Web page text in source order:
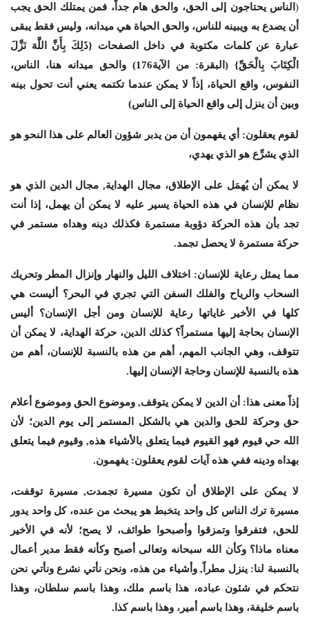
( الناس يحتاجون إلى الحق، والحق هام جداً، فمن يمتلك الحق يجب
أن يصدع به ويبينه للناس، والحق الحياة هي ميدانه، وليس فقط يبقى
عبارة عن كلمات مكتوبة في داخل الصفحات {ذَلِكَ بِأَنَّ اللَّهَ نَزَّلَ
الْكِتَابَ بِالْحَقِّ} (البقرة: من الآية176) والحق ميدانه هنا، الناس،
النفوس، واقع الحياة، إذاً لا يمكن عندما تكتمه يعني أنت تحول بينه
وبين أن ينزل إلى واقع الحياة إلى الناس)
لقوم يعقلون: أي يفهمون أن من يدبر شؤون العالم على هذا النحو هو
الذي يشرِّع هو الذي يهدي،
لا يمكن أن يُهمَل على الإطلاق، مجال الهداية, مجال الدين الذي هو
نظام للإنسان في هذه الحياة يسير عليه لا يمكن أن يهمل، إذا أنت
تجد بأن هذه الحركة دؤوبة مستمرة فكذلك دينه وهداه مستمر في
حركة مستمرة لا يحصل تجمد.
مما يمثل رعاية للإنسان: اختلاف الليل والنهار وإنزال المطر وتحريك
السحاب والرياح والفلك السفن التي تجري في البحر؟ أليست هي
كلها في الأخير غاياتها رعاية للإنسان ومن أجل الإنسان؟ أليس
الإنسان بحاجة إليها مستمراً؟ كذلك الدين، حركة الهداية، لا يمكن أن
تتوقف، وهي الجانب المهم، أهم من هذه بالنسبة للإنسان، أهم من
هذه بالنسبة للإنسان وحاجة الإنسان إليها.
إذاً معنى هذا: أن الدين لا يمكن يتوقف, وموضوع الحق وموضوع أعلام
حق وحركة للحق والدين هي بالشكل المستمر إلى يوم الدين؛ لأن
الله حي قيوم فهو القيوم فيما يتعلق بالأشياء هذه, وقيوم فيما يتعلق
بهداه ودينه ففي هذه آيات لقوم يعقلون: يفهمون.
لا يمكن على الإطلاق أن تكون مسيرة تجمدت, مسيرة توقفت،
مسيرة ترك الناس كل واحد يتخبط هو يبحث من عنده، كل واحد يدور
للحق، فتفرقوا وتمزقوا وأصبحوا طوائف، لا يصح؛ لأنه في الأخير
معناه ماذا؟ وكأن الله سبحانه وتعالى أصبح وكأنه فقط مدير أعمال
بالنسبة لنا: ينزل مطراً, وأشياء من هذه، ونحن نأتي نشرع ونأتي نحن
نتحكم في شئون عباده، هذا باسم ملك، وهذا باسم سلطان، وهذا
باسم خليفة، وهذا باسم أمير، وهذا باسم كذا.